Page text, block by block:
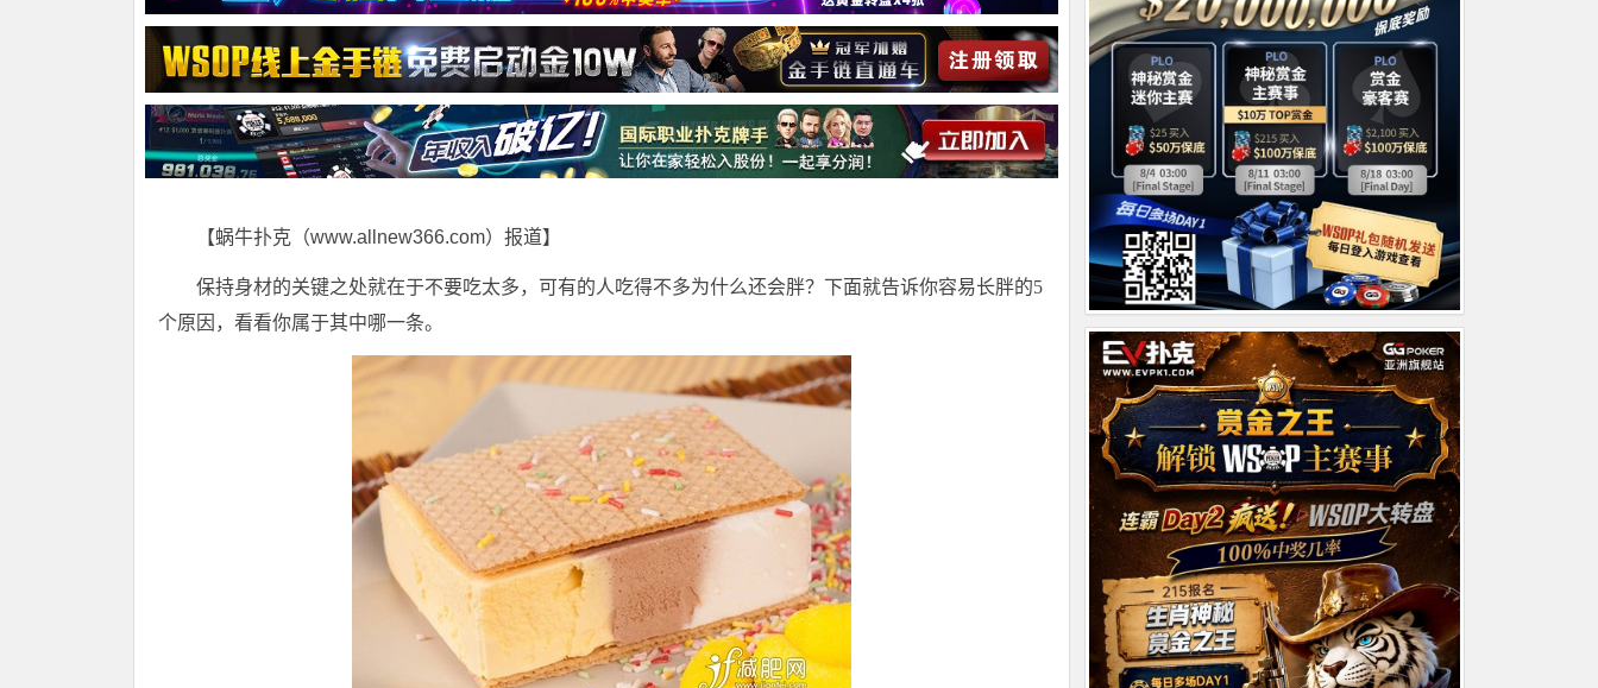
【蜗牛扑克（www.allnew366.com）报道】
保持身材的关键之处就在于不要吃太多，可有的人吃得不多为什么还会胖？下面就告诉你容易长胖的5
个原因，看看你属于其中哪一条。